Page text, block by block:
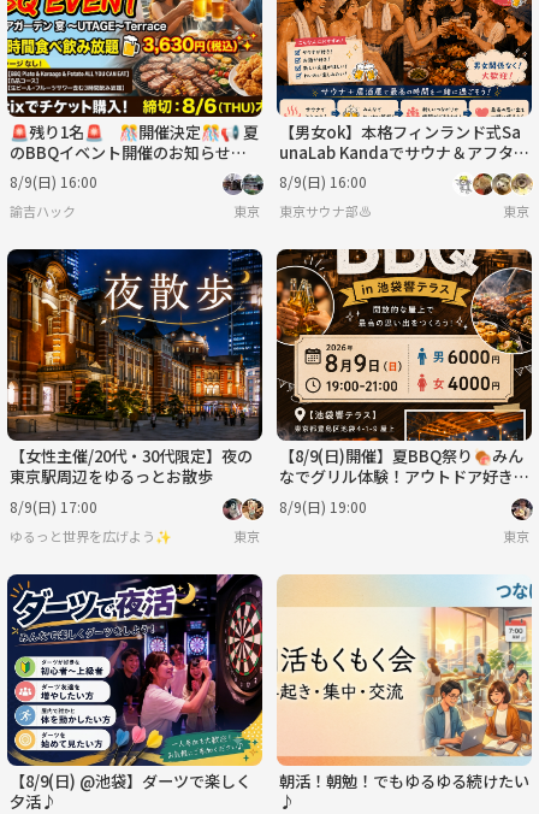
🚨残り1名🚨 🎊開催決定🎊📢 夏
のBBQイベント開催のお知らせ！
🍖🍺✨
8/9(日) 16:00
諭吉ハック 東京
【男女ok】本格フィンランド式Sa
unaLab Kandaでサウナ＆アフター
居酒屋交流会！！🍻
8/9(日) 16:00
東京サウナ部♨️ 東京
【女性主催/20代・30代限定】夜の
東京駅周辺をゆるっとお散歩
8/9(日) 17:00
ゆるっと世界を広げよう✨ 東京
【8/9(日)開催】夏BBQ祭り🍖みん
なでグリル体験！アウトドア好き限
定・毎回満席✨
8/9(日) 19:00
東京
【8/9(日) @池袋】ダーツで楽しく
夕活♪
朝活！朝勉！でもゆるゆる続けたい
♪